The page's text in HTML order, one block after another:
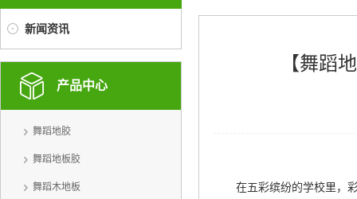
新闻资讯
产品中心
舞蹈地胶
舞蹈地板胶
舞蹈木地板
【舞蹈
在五彩缤纷的学校里，